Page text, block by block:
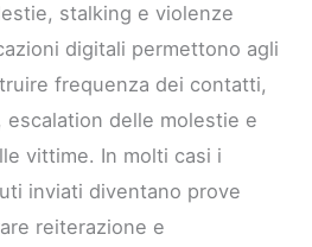
stalking e violenze
digitali permettono agli
frequenza dei contatti,
delle molestie e
vittime. In molti casi i
inviati diventano prove
reiterazione e